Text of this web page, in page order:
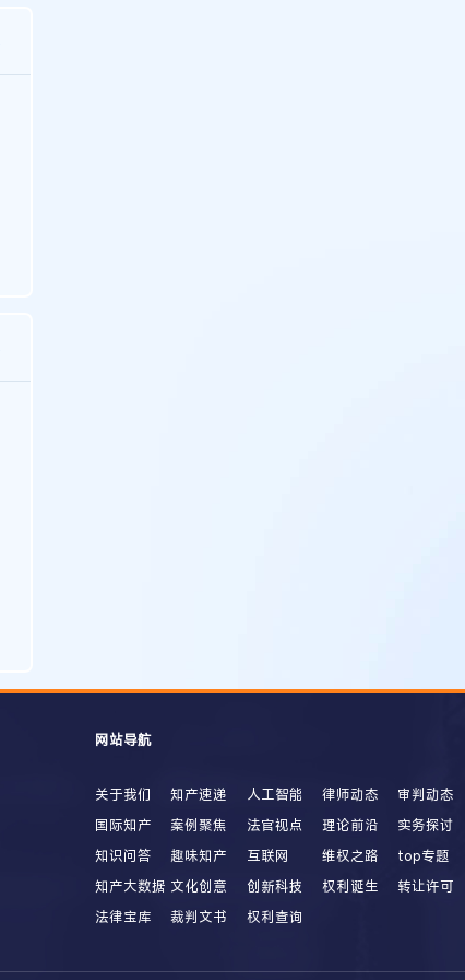
网站导航
关于我们 知产速递 人工智能 律师动态
审判动态
国际知产
案例聚焦 法官视点 理论前沿
实务探讨
知识问答
趣味知产 互联网 维权之路
top专题
知产大数据 文化创意 创新科技 权利诞生
转让许可
法律宝库
裁判文书 权利查询